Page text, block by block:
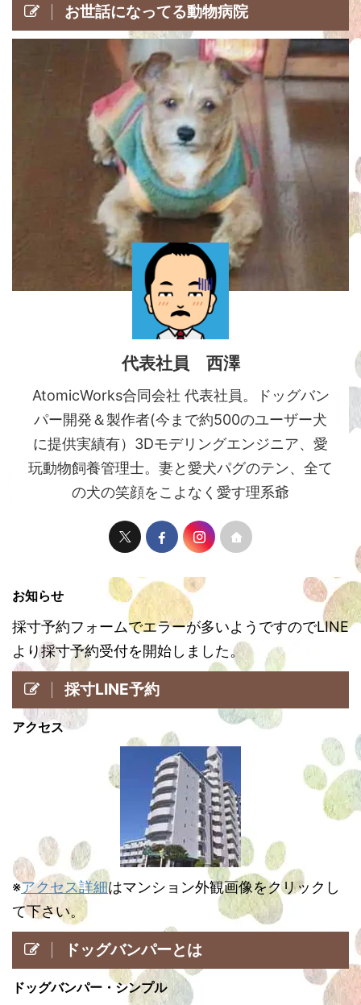
お世話になってる動物病院
代表社員 西澤
AtomicWorks合同会社 代表社員。ドッグバン
パー開発＆製作者(今まで約500のユーザー犬
に提供実績有）3Dモデリングエンジニア、愛
玩動物飼養管理士。妻と愛犬パグのテン、全て
の犬の笑顔をこよなく愛す理系爺
お知らせ
採寸予約フォームでエラーが多いようですのでLINE
より採寸予約受付を開始しました。
採寸LINE予約
アクセス
※アクセス詳細はマンション外観画像をクリックし
て下さい。
ドッグバンパーとは
ドッグバンパー・シンプル